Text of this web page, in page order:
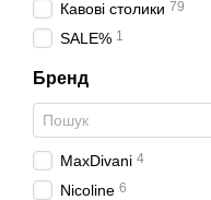
Кавові столики 79
SALE% 1
Бренд
MaxDivani 4
Nicoline 6